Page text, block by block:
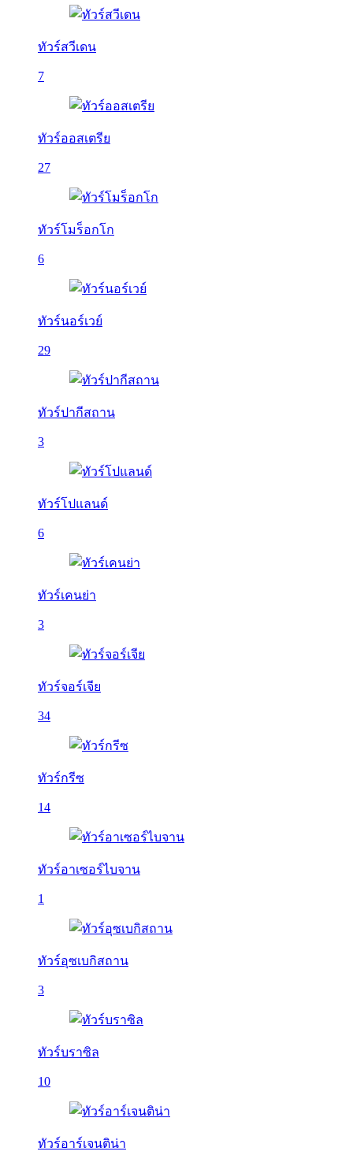
ทัวร์สวีเดน
7
ทัวร์ออสเตรีย
27
ทัวร์โมร็อกโก
6
ทัวร์นอร์เวย์
29
ทัวร์ปากีสถาน
3
ทัวร์โปแลนด์
6
ทัวร์เคนย่า
3
ทัวร์จอร์เจีย
34
ทัวร์กรีซ
14
ทัวร์อาเซอร์ไบจาน
1
ทัวร์อุซเบกิสถาน
3
ทัวร์บราซิล
10
ทัวร์อาร์เจนติน่า